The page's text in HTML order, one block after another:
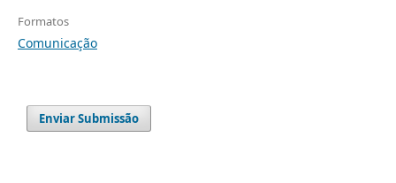
Formatos
Comunicação
Enviar Submissão